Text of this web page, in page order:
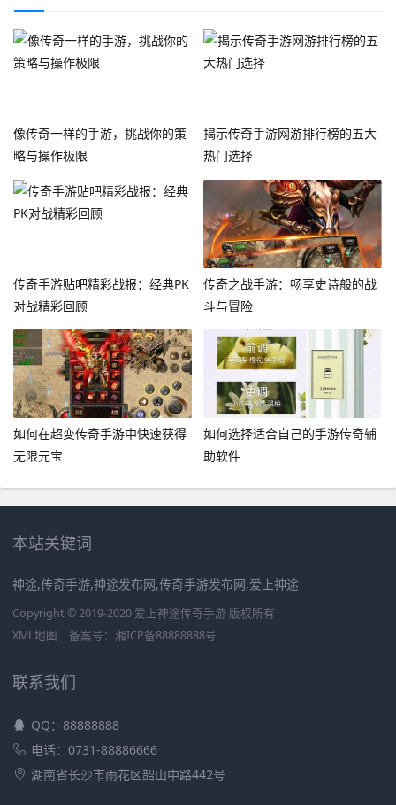
像传奇一样的手游，挑战你的策
略与操作极限
揭示传奇手游网游排行榜的五大
热门选择
传奇手游贴吧精彩战报：经典PK
对战精彩回顾
传奇之战手游：畅享史诗般的战
斗与冒险
如何在超变传奇手游中快速获得
无限元宝
如何选择适合自己的手游传奇辅
助软件
本站关键词
神途,传奇手游,神途发布网,传奇手游发布网,爱上神途
Copyright © 2019-2020 爱上神途传奇手游 版权所有
XML地图
备案号： 湘ICP备88888888号
联系我们
QQ：88888888
电话：0731-88886666
湖南省长沙市雨花区韶山中路442号